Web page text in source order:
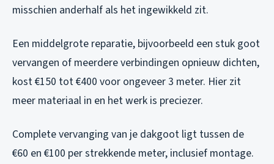
misschien anderhalf als het ingewikkeld zit.
Een middelgrote reparatie, bijvoorbeeld een stuk goot
vervangen of meerdere verbindingen opnieuw dichten,
kost €150 tot €400 voor ongeveer 3 meter. Hier zit
meer materiaal in en het werk is preciezer.
Complete vervanging van je dakgoot ligt tussen de
€60 en €100 per strekkende meter, inclusief montage.